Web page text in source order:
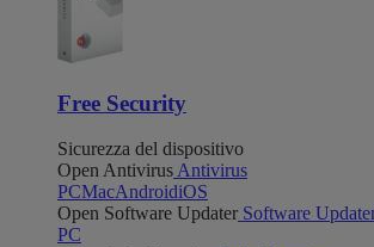
Free Security
Sicurezza del dispositivo
Open Antivirus Antivirus
PCMacAndroidiOS
Open Software Updater Software
PC